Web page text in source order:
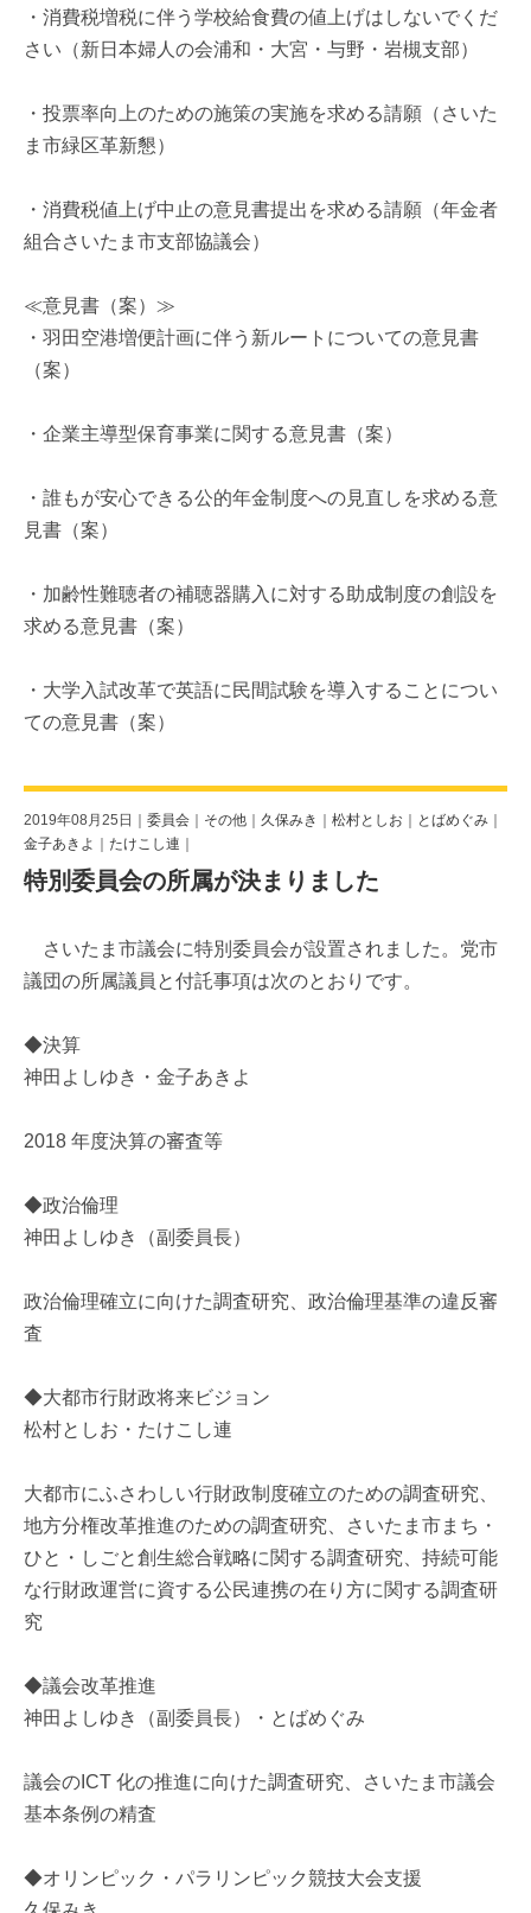
・消費税増税に伴う学校給食費の値上げはしないでくだ
さい（新日本婦人の会浦和・大宮・与野・岩槻支部）
・投票率向上のための施策の実施を求める請願（さいた
ま市緑区革新懇）
・消費税値上げ中止の意見書提出を求める請願（年金者
組合さいたま市支部協議会）
≪意見書（案）≫
・羽田空港増便計画に伴う新ルートについての意見書
（案）
・企業主導型保育事業に関する意見書（案）
・誰もが安心できる公的年金制度への見直しを求める意
見書（案）
・加齢性難聴者の補聴器購入に対する助成制度の創設を
求める意見書（案）
・大学入試改革で英語に民間試験を導入することについ
ての意見書（案）
2019年08月25日｜ 委員会 ｜ その他 ｜ 久保みき ｜ 松村としお ｜ とばめぐみ ｜
金子あきよ ｜ たけこし連 ｜
特別委員会の所属が決まりました
さいたま市議会に特別委員会が設置されました。党市
議団の所属議員と付託事項は次のとおりです。
◆決算
神田よしゆき・金子あきよ
2018 年度決算の審査等
◆政治倫理
神田よしゆき（副委員長）
政治倫理確立に向けた調査研究、政治倫理基準の違反審
査
◆大都市行財政将来ビジョン
松村としお・たけこし連
大都市にふさわしい行財政制度確立のための調査研究、
地方分権改革推進のための調査研究、さいたま市まち・
ひと・しごと創生総合戦略に関する調査研究、持続可能
な行財政運営に資する公民連携の在り方に関する調査研
究
◆議会改革推進
神田よしゆき（副委員長）・とばめぐみ
議会のICT 化の推進に向けた調査研究、さいたま市議会
基本条例の精査
◆オリンピック・パラリンピック競技大会支援